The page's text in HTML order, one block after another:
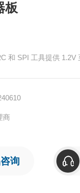
板
和 SPI 工具提供 1.2V
商
询